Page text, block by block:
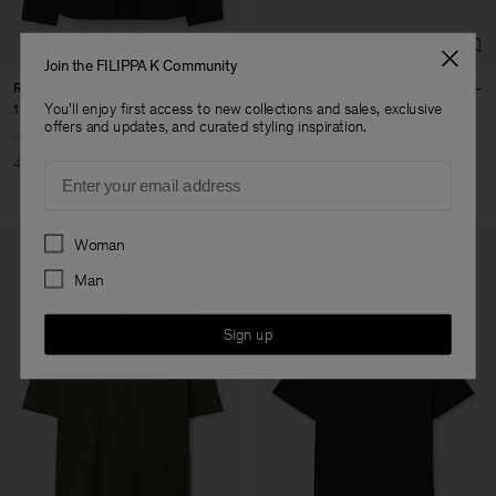
Relaxed Cotton Linen Shirt
1 020 kr
1 700 kr
40% Off
900 kr
+8
Join the FILIPPA K Community
You'll enjoy first access to new collections and sales, exclusive
offers and updates, and curated styling inspiration.
Preferences
Woman
Man
Sign up